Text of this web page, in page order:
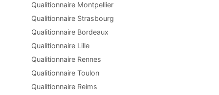
Qualitionnaire Montpellier
Qualitionnaire Strasbourg
Qualitionnaire Bordeaux
Qualitionnaire Lille
Qualitionnaire Rennes
Qualitionnaire Toulon
Qualitionnaire Reims